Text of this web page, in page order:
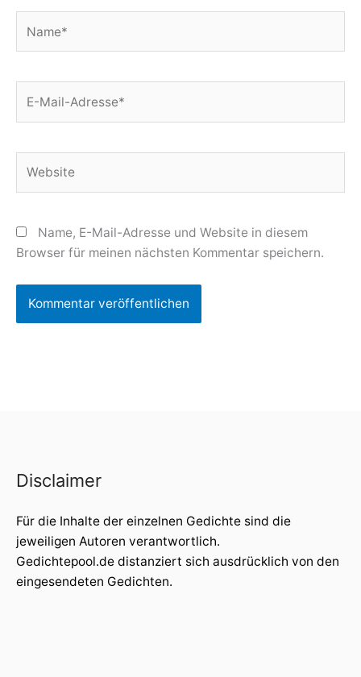
Mail-
Name, E-Mail-Adresse und Website in diesem
Browser für meinen nächsten Kommentar speichern.
Disclaimer
Für die Inhalte der einzelnen Gedichte sind die
jeweiligen Autoren verantwortlich.
Gedichtepool.de distanziert sich ausdrücklich von den
eingesendeten Gedichten.